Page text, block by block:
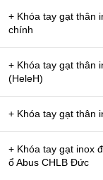
+ Khóa tay gạt thân
chính
+ Khóa tay gạt thân
(HeleH)
+ Khóa tay gạt thân
+ Khóa tay gạt inox
ổ Abus CHLB Đức